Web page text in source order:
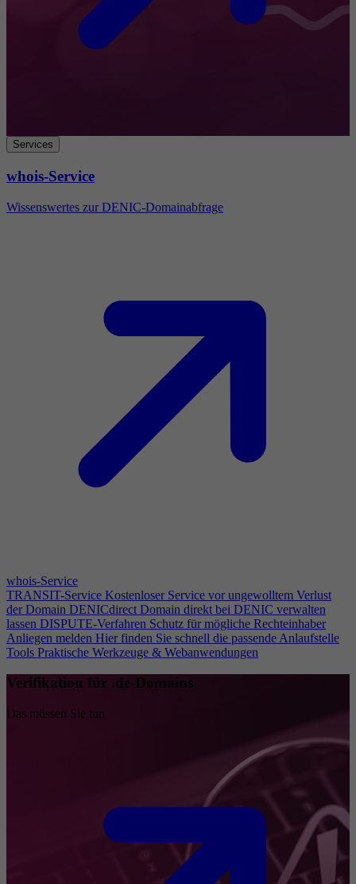
Services
whois-Service
Wissenswertes zur DENIC-Domainabfrage
whois-Service
TRANSIT-Service Kostenloser Service vor ungewolltem Verlust
der Domain DENICdirect Domain direkt bei DENIC verwalten
lassen DISPUTE-Verfahren Schutz für mögliche Rechteinhaber
Anliegen melden Hier finden Sie schnell die passende Anlaufstelle
Tools Praktische Werkzeuge & Webanwendungen
Verifikation für .de-Domains
Das müssen Sie tun